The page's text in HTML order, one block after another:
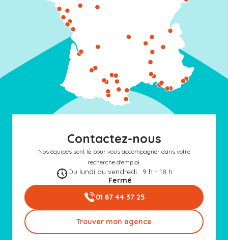
Contactez-nous
Nos équipes sont là pour vous accompagner dans votre
recherche d'emploi.
Du lundi au vendredi : 9 h - 18 h
Fermé
01 87 44 37 25
Trouver mon agence